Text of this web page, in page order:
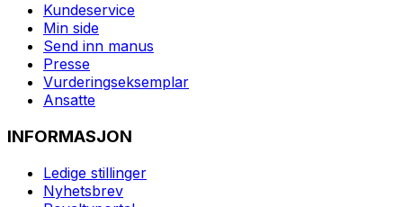
Kundeservice
Min side
Send inn manus
Presse
Vurderingseksemplar
Ansatte
INFORMASJON
Ledige stillinger
Nyhetsbrev